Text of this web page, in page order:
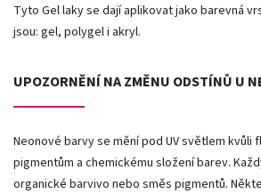
Tyto Gel laky se dají aplikovat jako barevná
jsou: gel, polygel i akryl.
UPOZORNĚNÍ NA ZMĚNU ODSTÍNŮ U
Neonové barvy se mění pod UV světlem kvůli
pigmentům a chemickému složení barev.
organické barvivo nebo směs pigmentů.